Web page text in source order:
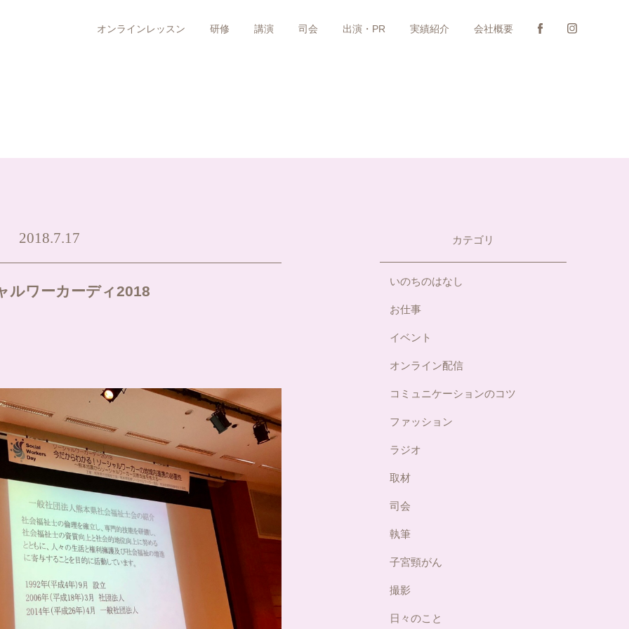
オンラインレッスン 研修 講演 司会 出演・PR 実績紹介 会社概要
2018.7.17
ルワーカーディ2018
カテゴリ
いのちのはなし
お仕事
イベント
オンライン配信
コミュニケーションのコツ
ファッション
ラジオ
取材
司会
執筆
子宮頸がん
撮影
日々のこと